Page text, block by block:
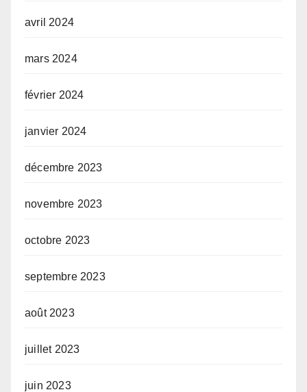
avril 2024
mars 2024
février 2024
janvier 2024
décembre 2023
novembre 2023
octobre 2023
septembre 2023
août 2023
juillet 2023
juin 2023